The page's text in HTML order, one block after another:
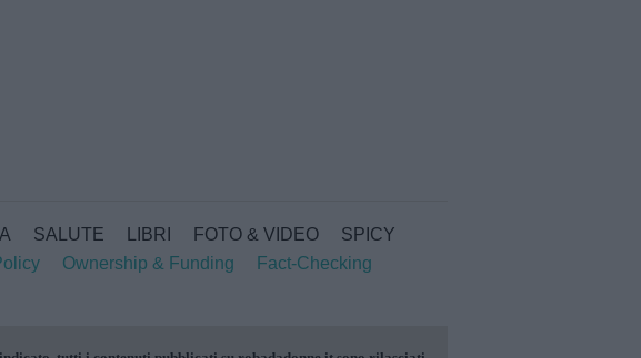
SALUTE LIBRI FOTO & VIDEO
SPICY
Ownership & Funding
Fact-Checking